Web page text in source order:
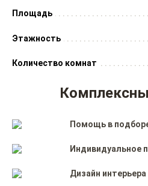
Площадь
Этажность
Количество комнат
Помощь в
Индивидуальное
Дизайн интерьера